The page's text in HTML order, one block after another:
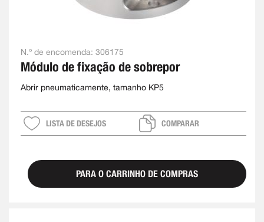
N.º de encomenda: 306175
Módulo de fixação de sobrepor
Abrir pneumaticamente, tamanho KP5
LISTA DE DESEJOS COMPARAR
PARA O CARRINHO DE COMPRAS